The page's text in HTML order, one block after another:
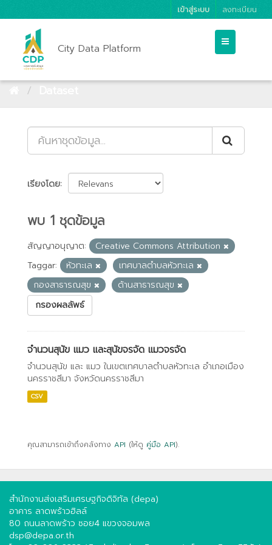
เข้าสู่ระบบ ลงทะเบียน
City Data Platform
เรียงโดย
พบ 1 ชุดข้อมูล
สัญญาอนุญาต:
Creative Commons Attribution
Taggar:
หัวทะเล
เทศบาลตำบลหัวทะเล
กองสาธารณสุข
ด้านสาธารณสุข
กรองผลลัพธ์
จำนวนสุนัข แมว และสุนัขจรจัด แมวจรจัด
จำนวนสุนัข และ แมว ในเขตเทศบาลตำบลหัวทะเล อำเภอเมือง
นครราชสีมา จังหวัดนครราชสีมา
CSV
คุณสามารถเข้าถึงคลังทาง API (ให้ดู คู่มือ API).
สำนักงานส่งเสริมเศรษฐกิจดิจิทัล (depa)
อาคาร ลาดพร้าวฮิลล์
80 ถนนลาดพร้าว ซอย4 แขวงจอมพล
dsp@depa.or.th